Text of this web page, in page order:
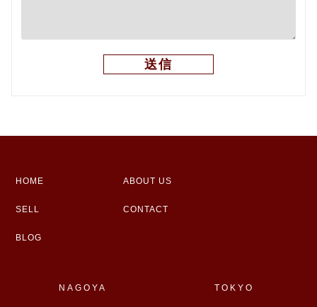
HOME ABOUT US
SELL CONTACT
BLOG
NAGOYA TOKYO